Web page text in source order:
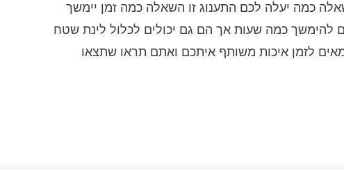
כמה יעלה לכם התענוג זו השאלה כמה זמן יימשך
להימשך כמה שעות אך הם גם יכולים לכלול לינת שטח
לזמן איכות משותף איתכם ואתם תראו שתצאו